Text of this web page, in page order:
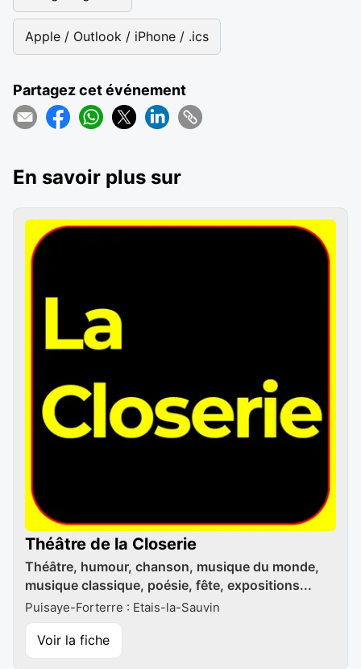
Apple / Outlook / iPhone / .ics
Partagez cet événement
En savoir plus sur
Théâtre de la Closerie
Théâtre, humour, chanson, musique du monde,
musique classique, poésie, fête, expositions...
Puisaye-Forterre : Etais-la-Sauvin
Voir la fiche